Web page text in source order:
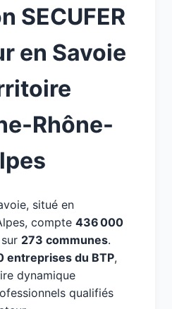
SECUFER
en Savoie
Rhône-
situé en
compte 436 000
273 communes.
entreprises du BTP,
dynamique
qualifiés